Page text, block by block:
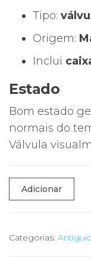
Tipo:
Origem:
Inclui
Estado
Bom estado
normais do
Válvula
Quantidade
de
Válvula
Adicionar
Categorias: